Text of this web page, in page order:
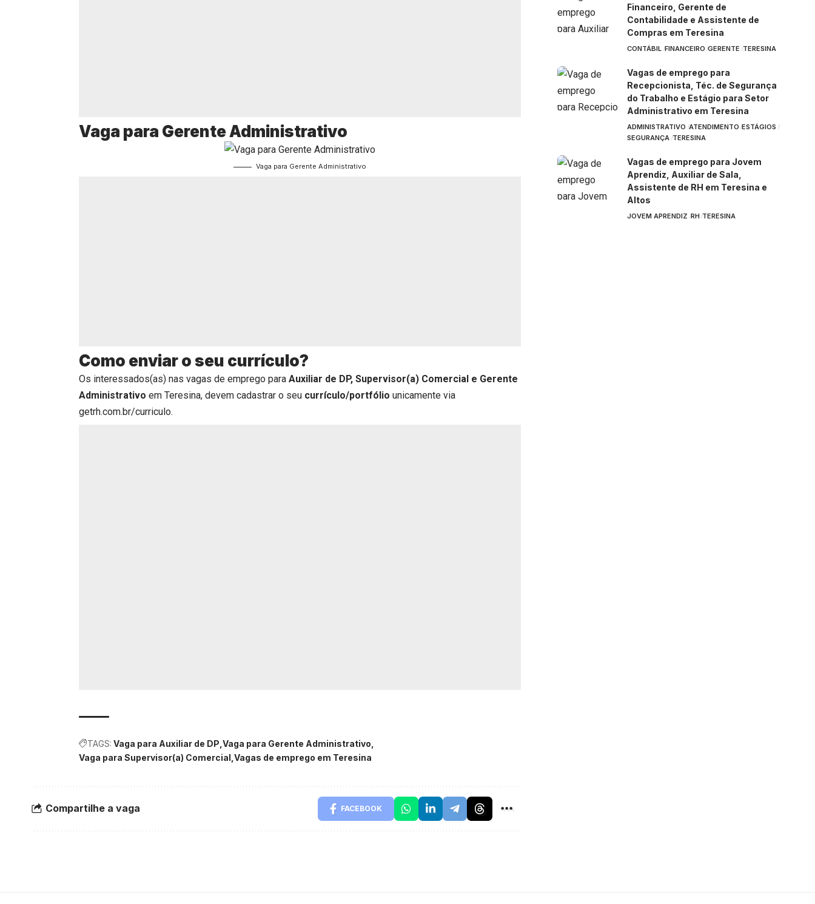
Vaga para Gerente Administrativo
Vaga para Gerente Administrativo
Como enviar o seu currículo?
Os interessados(as) nas vagas de emprego para Auxiliar de DP, Supervisor(a) Comercial e Gerente
Administrativo em Teresina, devem cadastrar o seu currículo/portfólio unicamente via
getrh.com.br/curriculo.
TAGS: Vaga para Auxiliar de DP Vaga para Gerente Administrativo
Vaga para Supervisor(a) Comercial Vagas de emprego em Teresina
Compartilhe a vaga FACEBOOK
Financeiro, Gerente de
Contabilidade e Assistente de
Compras em Teresina
CONTÁBIL FINANCEIRO GERENTE TERESINA
Vagas de emprego para
Recepcionista, Téc. de Segurança
do Trabalho e Estágio para Setor
Administrativo em Teresina
ADMINISTRATIVO ATENDIMENTO ESTÁGIOS
SEGURANÇA TERESINA
Vagas de emprego para Jovem
Aprendiz, Auxiliar de Sala,
Assistente de RH em Teresina e
Altos
JOVEM APRENDIZ RH TERESINA